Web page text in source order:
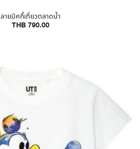
ลายมิคกี้เที่ยวตลาดน้ำ
THB 790.00